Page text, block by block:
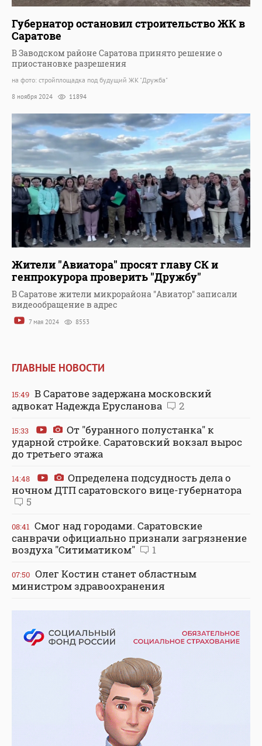
Губернатор остановил строительство ЖК в
Саратове
В Заводском районе Саратова принято решение о
приостановке разрешения
на фото: стройплощадка под будущий ЖК "Дружба"
8 ноября 2024 11894
Жители "Авиатора" просят главу СК и
генпрокурора проверить "Дружбу"
В Саратове жители микрорайона "Авиатор" записали
видеообращение в адрес
7 мая 2024 8553
ГЛАВНЫЕ НОВОСТИ
15:49 В Саратове задержана московский
адвокат Надежда Ерусланова
2
15:33
От "буранного полустанка" к
ударной стройке. Саратовский вокзал вырос
до третьего этажа
14:48
Определена подсудность дела о
ночном ДТП саратовского вице-губернатора
5
08:41 Смог над городами. Саратовские
санврачи официально признали загрязнение
воздуха "Ситиматиком"
1
07:50 Олег Костин станет областным
министром здравоохранения